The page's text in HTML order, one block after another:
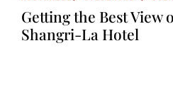
Getting the Best View
Shangri-La Hotel